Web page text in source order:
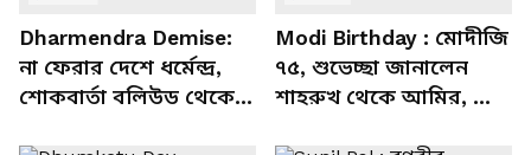
Dharmendra Demise:
না ফেরার দেশে ধর্মেন্দ্র,
শোকবার্তা বলিউড থেকে
Modi Birthday : মোদীজি
৭৫, শুভেচ্ছা জানালেন
শাহরুখ থেকে আমির, কী